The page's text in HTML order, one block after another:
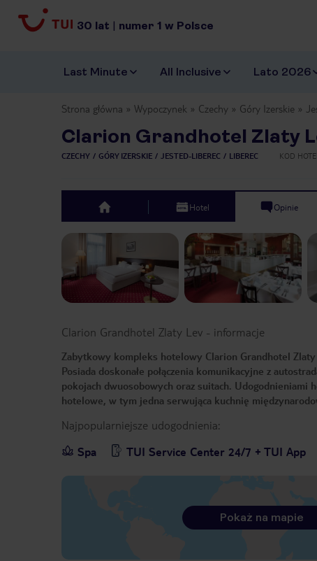
30 lat | numer 1 w Polsce
Last Minute All Inclusive Lato 2026
Strona główna Wypoczynek Czechy Góry Izerskie
Clarion Grandhotel Zlaty
CZECHY GÓRY IZERSKIE JESTED-LIBEREC LIBEREC KOD
top Hotel Opinie
Previous slide
Clarion Grandhotel Zlaty Lev - informacje
Zabytkowy kompleks hotelowy Clarion Grandhotel
Posiada doskonałe połączenia komunikacyjne z
pokojach dwuosobowych oraz suitach. Udogodnieniami
hotelowe, w tym jedna serwująca kuchnię
Najpopularniejsze udogodnienia:
Spa
TUI Service Center 24/7 + TUI App
Pokaż na mapie